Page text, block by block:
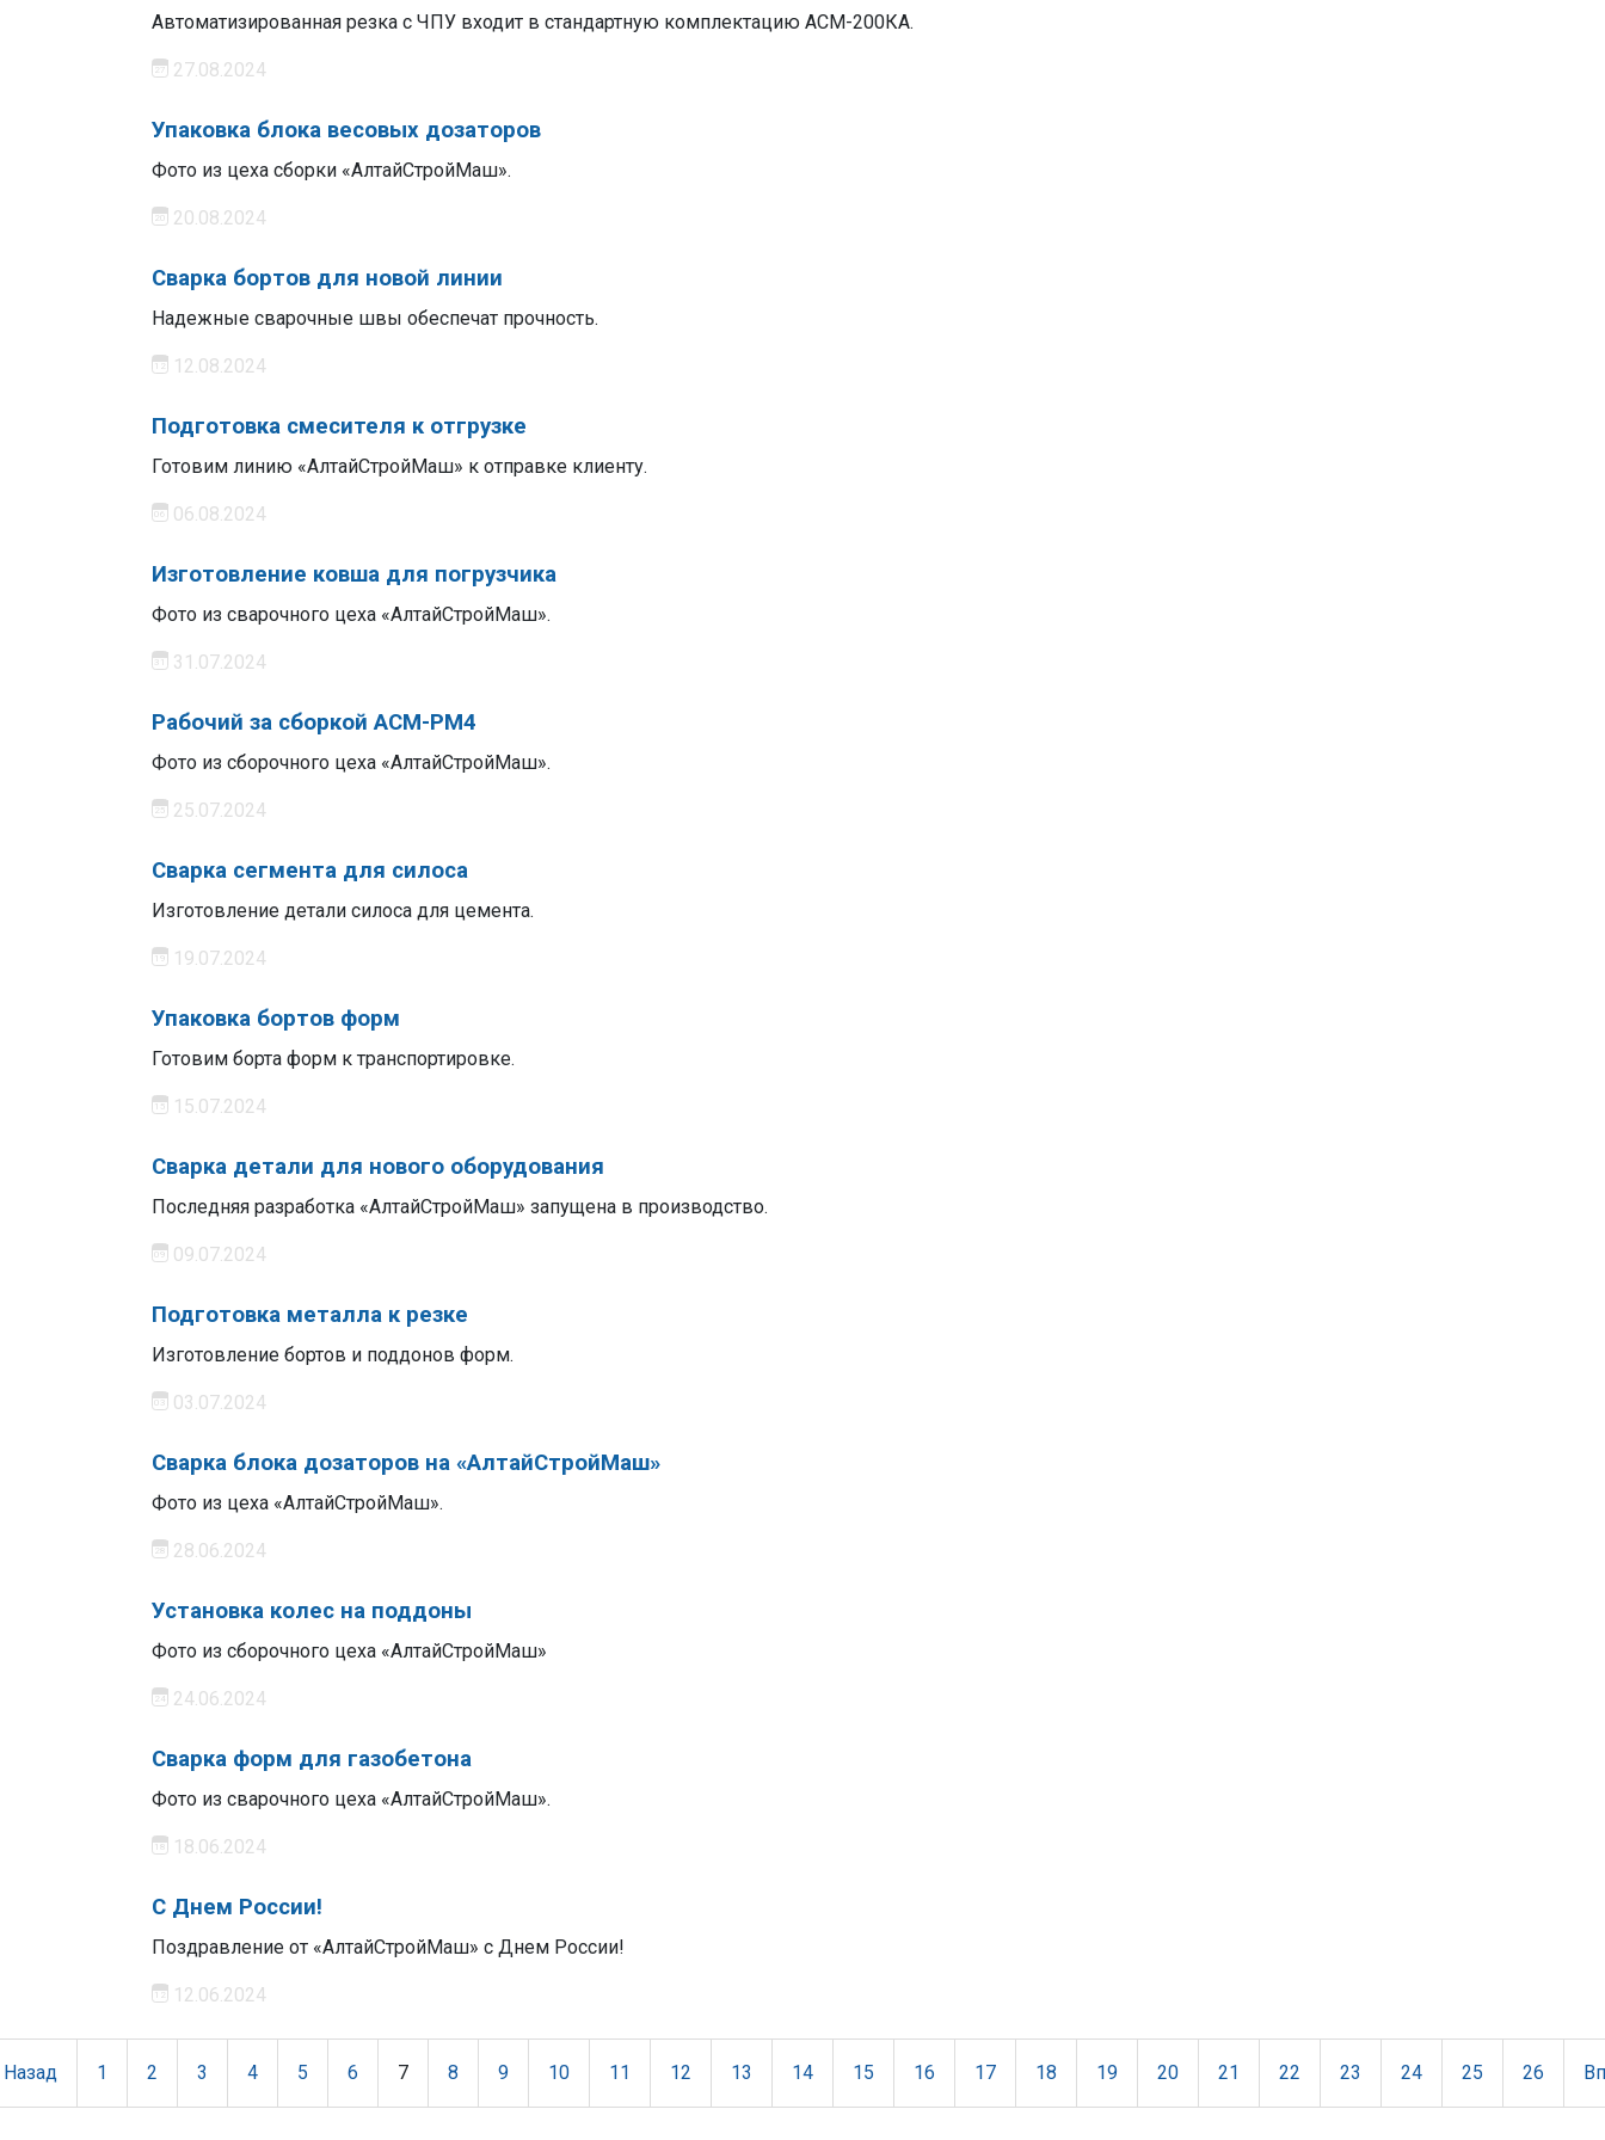
Автоматизированная резка с ЧПУ входит в стандартную комплектацию АСМ-200КА.
27.08.2024
Упаковка блока весовых дозаторов
Фото из цеха сборки «АлтайСтройМаш».
20.08.2024
Сварка бортов для новой линии
Надежные сварочные швы обеспечат прочность.
12.08.2024
Подготовка смесителя к отгрузке
Готовим линию «АлтайСтройМаш» к отправке клиенту.
06.08.2024
Изготовление ковша для погрузчика
Фото из сварочного цеха «АлтайСтройМаш».
31.07.2024
Рабочий за сборкой АСМ-РМ4
Фото из сборочного цеха «АлтайСтройМаш».
25.07.2024
Сварка сегмента для силоса
Изготовление детали силоса для цемента.
19.07.2024
Упаковка бортов форм
Готовим борта форм к транспортировке.
15.07.2024
Сварка детали для нового оборудования
Последняя разработка «АлтайСтройМаш» запущена в производство.
09.07.2024
Подготовка металла к резке
Изготовление бортов и поддонов форм.
03.07.2024
Сварка блока дозаторов на «АлтайСтройМаш»
Фото из цеха «АлтайСтройМаш».
28.06.2024
Установка колес на поддоны
Фото из сборочного цеха «АлтайСтройМаш»
24.06.2024
Сварка форм для газобетона
Фото из сварочного цеха «АлтайСтройМаш».
18.06.2024
С Днем России!
Поздравление от «АлтайСтройМаш» с Днем России!
12.06.2024
Назад 1 2 3 4 5 6 7 8 9 10 11 12 13 14 15 16 17 18 19 20 21 22 23 24 25 26